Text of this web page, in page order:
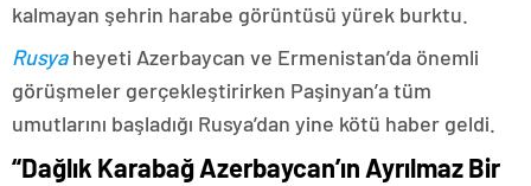
kalmayan şehrin harabe görüntüsü yürek burktu.
Rusyaheyeti Azerbaycan ve Ermenistan’da önemli
görüşmeler gerçekleştirirken Paşinyan’a tüm
umutlarını başladığı Rusya’dan yine kötü haber geldi.
“Dağlık Karabağ Azerbaycan’ın Ayrılmaz Bir